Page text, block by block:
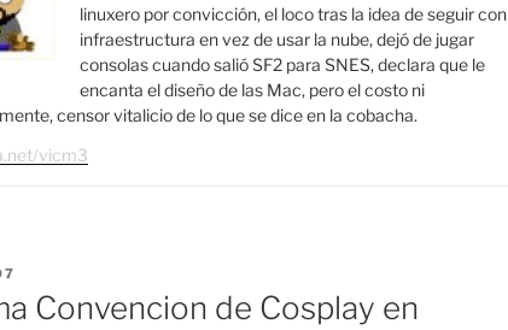
linuxero por convicción, el loco tras la idea de seguir con
infraestructura en vez de usar la nube, dejó de jugar
consolas cuando salió SF2 para SNES, declara que le
encanta el diseño de las Mac, pero el costo ni
censor vitalicio de lo que se dice en la cobacha.
vicm3
Convencion de Cosplay en